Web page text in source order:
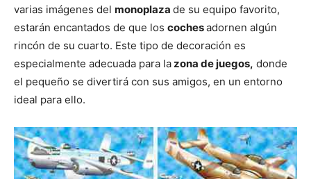
varias imágenes del monoplaza de su equipo favorito,
estarán encantados de que los cochesadornen algún
rincón de su cuarto. Este tipo de decoración es
especialmente adecuada para lazona de juegos, donde
el pequeño se divertirá con sus amigos, en un entorno
ideal para ello.